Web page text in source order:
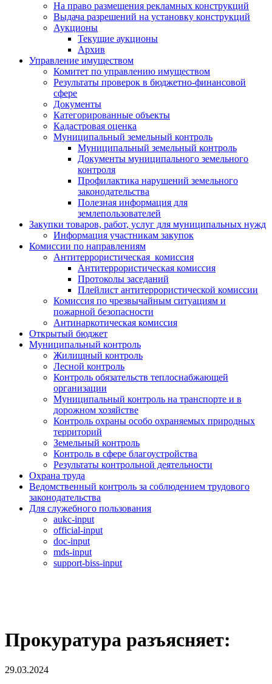
На право размещения рекламных конструкций
Выдача разрешений на установку конструкций
Аукционы
Текущие аукционы
Архив
Управление имуществом
Комитет по управлению имуществом
Результаты проверок в бюджетно-финансовой
сфере
Документы
Категорированные объекты
Кадастровая оценка
Муниципальный земельный контроль
Муниципальный земельный контроль
Документы муниципального земельного
контроля
Профилактика нарушений земельного
законодательства
Полезная информация для
землепользователей
Закупки товаров, работ, услуг для муниципальных нужд
Информация участникам закупок
Комиссии по направлениям
Антитеррористическая комиссия
Антитеррористическая комиссия
Протоколы заседаний
Плейлист антитеррористической комиссии
Комиссия по чрезвычайным ситуациям и
пожарной безопасности
Антинаркотическая комиссия
Открытый бюджет
Муниципальный контроль
Жилищный контроль
Лесной контроль
Контроль обязательств теплоснабжающей
организации
Муниципальный контроль на транспорте и в
дорожном хозяйстве
Контроль охраны особо охраняемых природных
территорий
Земельный контроль
Контроль в сфере благоустройства
Результаты контрольной деятельности
Охрана труда
Ведомственный контроль за соблюдением трудового
законодательства
Для служебного пользования
aukc-input
official-input
doc-input
mds-input
support-biss-input
Прокуратура разъясняет:
29.03.2024